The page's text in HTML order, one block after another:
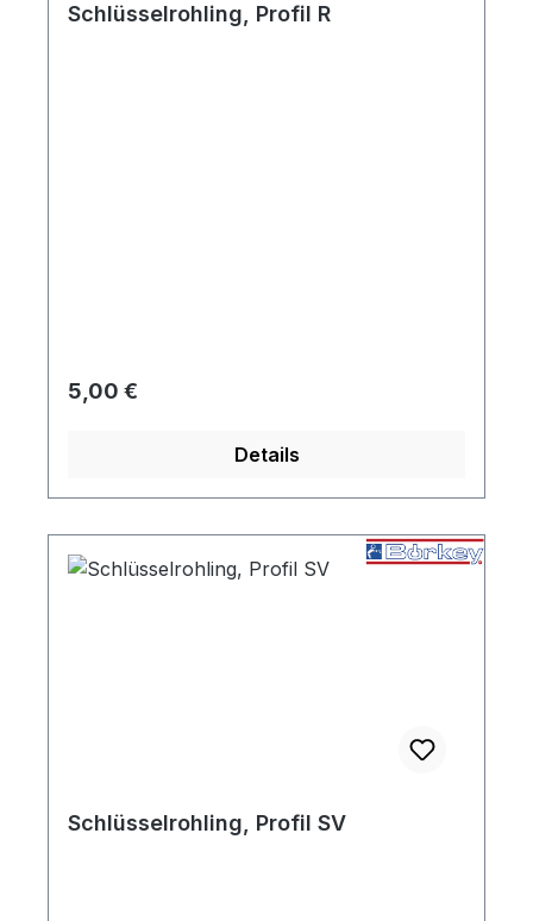
Schlüsselrohling, Profil R
Regulärer Preis:
5,00 €
Details
Schlüsselrohling, Profil SV